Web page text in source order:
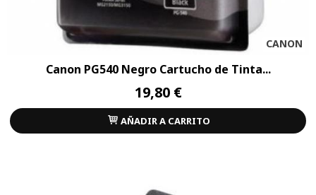
CANON
Canon PG540 Negro Cartucho de Tinta...
19,80 €
AÑADIR A CARRITO